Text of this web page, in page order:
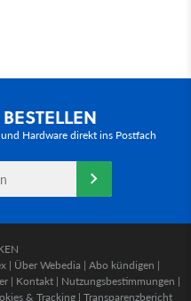
Hardware direkt ins Postfach
| Über Webedia | Abo kündigen |
| Kontakt | Nutzungsbestimmungen |
& Tracking | Transparenzbericht